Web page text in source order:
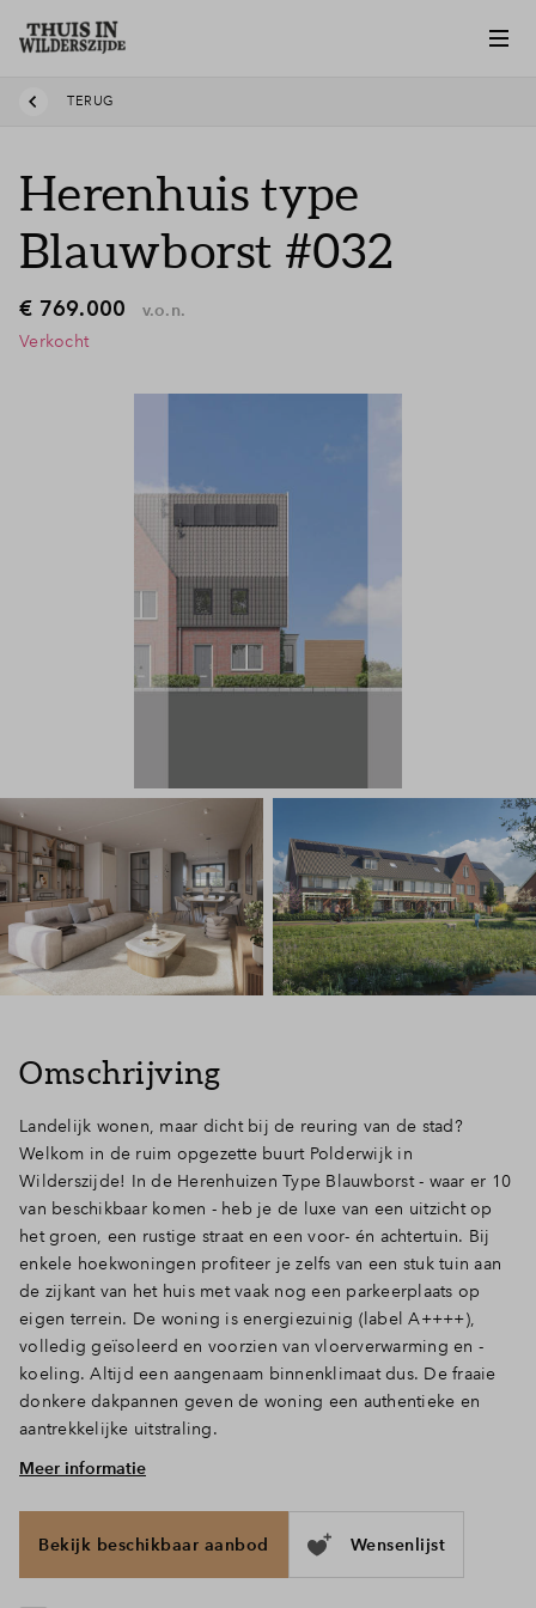
TERUG
Herenhuis type
Blauwborst #032
€ 769.000
v.o.n.
Verkocht
Omschrijving
Landelijk wonen, maar dicht bij de reuring van de stad?
Welkom in de ruim opgezette buurt Polderwijk in
Wilderszijde! In de Herenhuizen Type Blauwborst - waar er 10
van beschikbaar komen - heb je de luxe van een uitzicht op
het groen, een rustige straat en een voor- én achtertuin. Bij
enkele hoekwoningen profiteer je zelfs van een stuk tuin aan
de zijkant van het huis met vaak nog een parkeerplaats op
eigen terrein. De woning is energiezuinig (label A++++),
volledig geïsoleerd en voorzien van vloerverwarming en -
koeling. Altijd een aangenaam binnenklimaat dus. De fraaie
donkere dakpannen geven de woning een authentieke en
aantrekkelijke uitstraling.
Ruimte en licht op de begane grond
en toilet. Stap de royale woonkamer in en zie het daglicht via
de grote ramen naar binnen vallen. Je loopt zo de heerlijke
tuin in, waardoor binnen en buiten naadloos in elkaar
Meer informatie
Bekijk beschikbaar aanbod Wensenlijst